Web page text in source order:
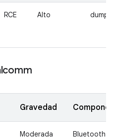
RCE Alto
Gravedad
Moderada Bluetooth